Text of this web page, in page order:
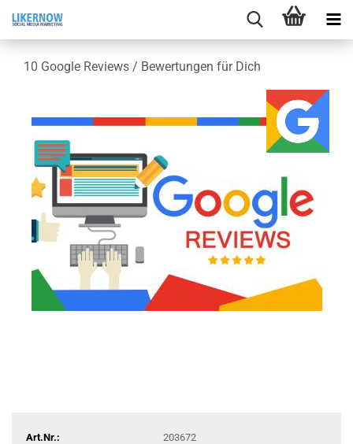
10 Goog­le Re­views / Be­wer­tun­gen für Dich
Art.Nr.:
203672